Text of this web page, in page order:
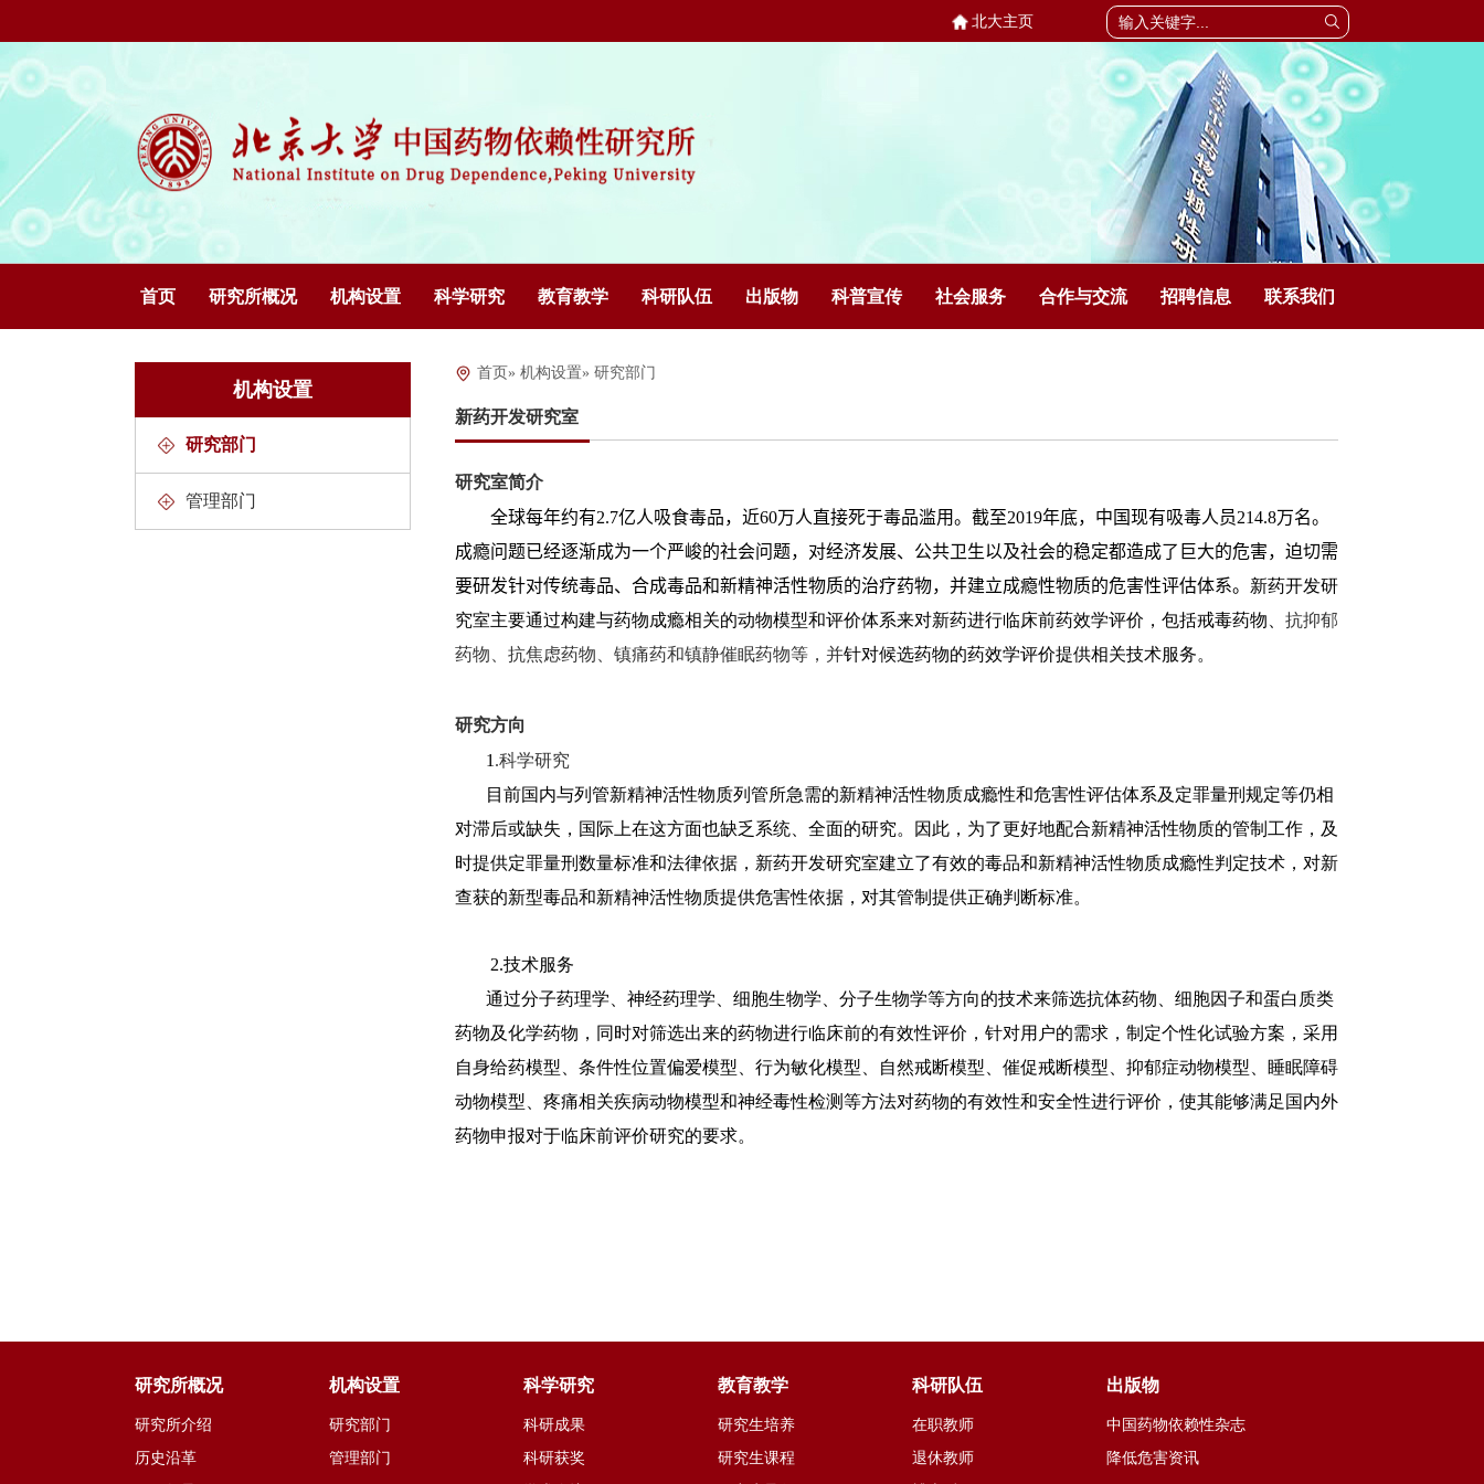
北大主页
首页 研究所概况 机构设置 科学研究 教育教学 科研队伍 出版物 科普宣传 社会服务 合作与交流 招聘信息 联系我们
机构设置
研究部门
管理部门
首页» 机构设置» 研究部门
新药开发研究室
研究室简介
全球每年约有2.7亿人吸食毒品， 近60万人直接死于毒品滥用。 截至2019年底，中国现有吸毒人员214.8万名。
成瘾问题已经逐渐成为一个严峻的社会问题，对经济发展、公共卫生以及社会的稳定都造成了巨大的危害，迫切需
要研发针对传统毒品、合成毒品和新精神活性物质的治疗药物，并建立成瘾性物质的危害性评估体系。 新药开发研
究室主要通过构建与药物成瘾相关的动物模型和评价体系来对新药进行临床前药效学评价，包括戒毒药物、 抗抑郁
药物、抗焦虑药物、镇痛药和镇静催眠药物等，并针对候选药物的药效学评价提供相关技术服务。
研究方向
1 .科学研究
目前国内与列管新精神活性物质列管所急需的新精神活性物质成瘾性和危害性评估体系及定罪量刑规定等仍相
对滞后或缺失，国际上在这方面也缺乏系统、全面的研究。因此，为了更好地配合新精神活性物质的管制工作，及
时提供定罪量刑数量标准和法律依据，新药开发研究室建立了有效的毒品和新精神活性物质成瘾性判定技术，对新
查获的新型毒品和新精神活性物质提供危害性依据，对其管制提供正确判断标准。
2.技术服务
通过分子药理学、神经药理学、细胞生物学、分子生物学等方向的技术来筛选抗体药物、细胞因子和蛋白质类
药物及化学药物，同时对筛选出来的药物进行临床前的有效性评价，针对用户的需求，制定个性化试验方案，采用
自身给药模型、条件性位置偏爱模型、行为敏化模型、自然戒断模型、催促戒断模型、抑郁症动物模型、睡眠障碍
动物模型、疼痛相关疾病动物模型和神经毒性检测等方法对药物的有效性和安全性进行评价，使其能够满足国内外
药物申报对于临床前评价研究的要求。
研究所概况
研究所介绍
历史沿革
机构设置
研究部门
管理部门
科学研究
科研成果
科研获奖
教育教学
研究生培养
研究生课程
科研队伍
在职教师
退休教师
出版物
中国药物依赖性杂志
降低危害资讯